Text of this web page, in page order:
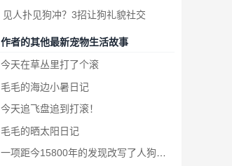
见人扑见狗冲？3招让狗礼貌社交
作者的其他最新宠物生活故事
今天在草丛里打了个滚
毛毛的海边小暑日记
今天追飞盘追到打滚！
毛毛的晒太阳日记
一项距今15800年的发现改写了人狗友谊的历史